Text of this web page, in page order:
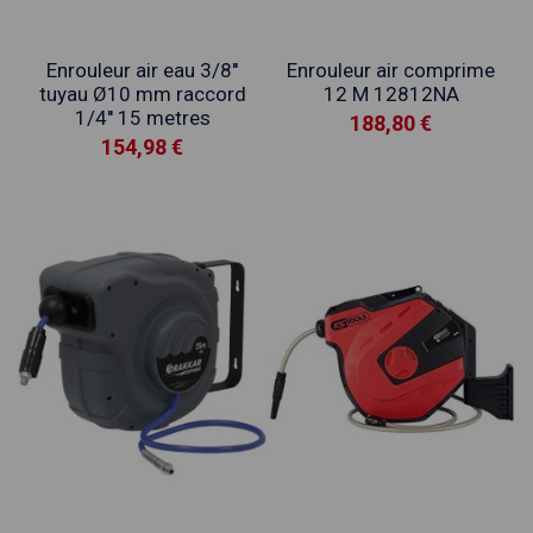
Enrouleur air eau 3/8''
tuyau Ø10 mm raccord
1/4'' 15 metres
154,98 €
Enrouleur air comprime
12 M 12812NA
188,80 €